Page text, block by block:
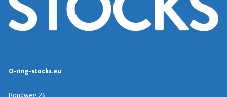
O-ring-stocks.eu
Rondweg 26